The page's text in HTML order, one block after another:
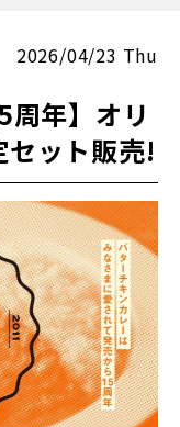
2026/04/23 Thu
周年】オリ
ット販売!